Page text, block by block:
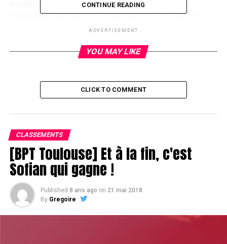
Pokerstarsaura perdu Arnaud Mattern en toute fin de
Jour 1.
Chipcount au dinner-break
DON'T MISS
Vous les femmes
CONTINUE READING
ADVERTISEMENT
YOU MAY LIKE
CLICK TO COMMENT
CLASSEMENTS
[BPT Toulouse] Et à la fin, c'est
Sofian qui gagne !
Published 8 ans ago on 21 mai 2018
By Gregoire